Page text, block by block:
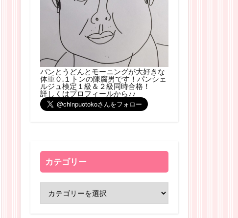
パンとうどんとモーニングが大好きな
体重０.１トンの陳腐男です！パンシェ
ルジュ検定１級＆２級同時合格！
詳しくはプロフィールから♪♪
カテゴリー